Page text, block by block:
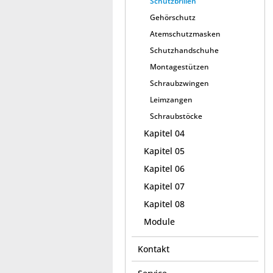
Gehörschutz
Atemschutzmasken
Schutzhandschuhe
Montagestützen
Schraubzwingen
Leimzangen
Schraubstöcke
Kapitel 04
Kapitel 05
Kapitel 06
Kapitel 07
Kapitel 08
Module
Kontakt